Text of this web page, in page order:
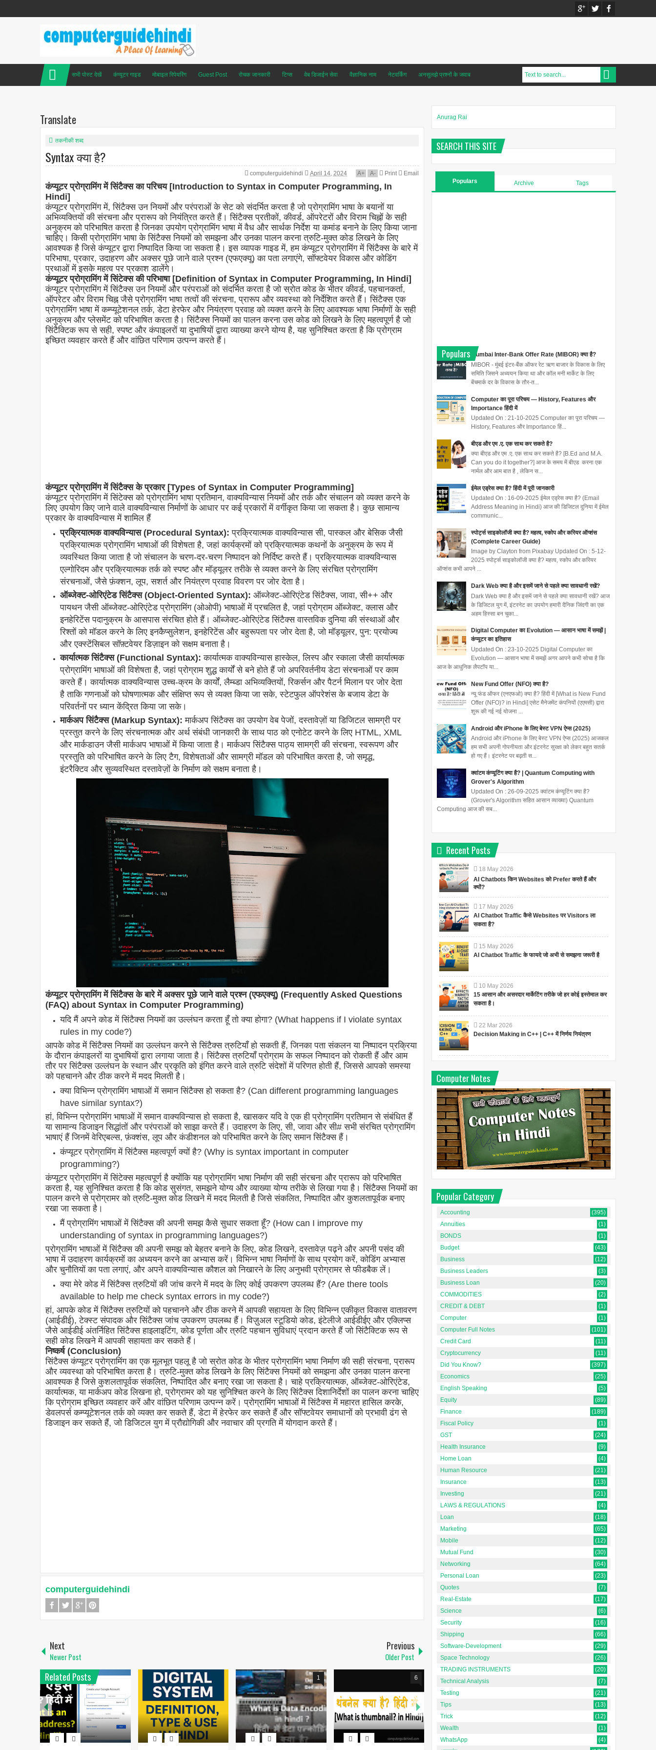
सभी पोस्ट देखें कंप्यूटर गाइड मोबाइल रिपेयरिंग Guest Post रोचक जानकारी टिप्स वेब डिजाईन सेवा वैज्ञानिक नाम नेटवर्किंग अनसुलझे प्रश्नों के जवाब
Translate
तकनीकी शब्द
Syntax क्या है?
computerguidehindi April 14, 2024 A+ A- Print Email
कंप्यूटर प्रोग्रामिंग में सिंटैक्स का परिचय [Introduction to Syntax in Computer Programming, In
Hindi]
कंप्यूटर प्रोग्रामिंग में, सिंटैक्स उन नियमों और परंपराओं के सेट को संदर्भित करता है जो प्रोग्रामिंग भाषा के बयानों या
अभिव्यक्तियों की संरचना और प्रारूप को नियंत्रित करते हैं। सिंटैक्स प्रतीकों, कीवर्ड, ऑपरेटरों और विराम चिह्नों के सही
अनुक्रम को परिभाषित करता है जिनका उपयोग प्रोग्रामिंग भाषा में वैध और सार्थक निर्देश या कमांड बनाने के लिए किया जाना
चाहिए। किसी प्रोग्रामिंग भाषा के सिंटैक्स नियमों को समझना और उनका पालन करना त्रुटि-मुक्त कोड लिखने के लिए
आवश्यक है जिसे कंप्यूटर द्वारा निष्पादित किया जा सकता है। इस व्यापक गाइड में, हम कंप्यूटर प्रोग्रामिंग में सिंटैक्स के बारे में
परिभाषा, प्रकार, उदाहरण और अक्सर पूछे जाने वाले प्रश्न (एफएक्यू) का पता लगाएंगे, सॉफ्टवेयर विकास और कोडिंग
प्रथाओं में इसके महत्व पर प्रकाश डालेंगे।
कंप्यूटर प्रोग्रामिंग में सिंटेक्स की परिभाषा [Definition of Syntax in Computer Programming, In Hindi]
कंप्यूटर प्रोग्रामिंग में सिंटैक्स उन नियमों और परंपराओं को संदर्भित करता है जो स्रोत कोड के भीतर कीवर्ड, पहचानकर्ता,
ऑपरेटर और विराम चिह्न जैसे प्रोग्रामिंग भाषा तत्वों की संरचना, प्रारूप और व्यवस्था को निर्देशित करते हैं। सिंटैक्स एक
प्रोग्रामिंग भाषा में कम्प्यूटेशनल तर्क, डेटा हेरफेर और नियंत्रण प्रवाह को व्यक्त करने के लिए आवश्यक भाषा निर्माणों के सही
अनुक्रम और प्लेसमेंट को परिभाषित करता है। सिंटैक्स नियमों का पालन करना उस कोड को लिखने के लिए महत्वपूर्ण है जो
सिंटैक्टिक रूप से सही, स्पष्ट और कंपाइलरों या दुभाषियों द्वारा व्याख्या करने योग्य है, यह सुनिश्चित करता है कि प्रोग्राम
इच्छित व्यवहार करते हैं और वांछित परिणाम उत्पन्न करते हैं।
कंप्यूटर प्रोग्रामिंग में सिंटैक्स के प्रकार [Types of Syntax in Computer Programming]
कंप्यूटर प्रोग्रामिंग में सिंटेक्स को प्रोग्रामिंग भाषा प्रतिमान, वाक्यविन्यास नियमों और तर्क और संचालन को व्यक्त करने के
लिए उपयोग किए जाने वाले वाक्यविन्यास निर्माणों के आधार पर कई प्रकारों में वर्गीकृत किया जा सकता है। कुछ सामान्य
प्रकार के वाक्यविन्यास में शामिल हैं
प्रक्रियात्मक वाक्यविन्यास (Procedural Syntax): प्रक्रियात्मक वाक्यविन्यास सी, पास्कल और बेसिक जैसी
प्रक्रियात्मक प्रोग्रामिंग भाषाओं की विशेषता है, जहां कार्यक्रमों को प्रक्रियात्मक कथनों के अनुक्रम के रूप में
व्यवस्थित किया जाता है जो संचालन के चरण-दर-चरण निष्पादन को निर्दिष्ट करते हैं। प्रक्रियात्मक वाक्यविन्यास
एल्गोरिदम और प्रक्रियात्मक तर्क को स्पष्ट और मॉड्यूलर तरीके से व्यक्त करने के लिए संरचित प्रोग्रामिंग
संरचनाओं, जैसे फ़ंक्शन, लूप, सशर्त और नियंत्रण प्रवाह विवरण पर जोर देता है।
ऑब्जेक्ट-ओरिएंटेड सिंटैक्स (Object-Oriented Syntax): ऑब्जेक्ट-ओरिएंटेड सिंटैक्स, जावा, सी++ और
पायथन जैसी ऑब्जेक्ट-ओरिएंटेड प्रोग्रामिंग (ओओपी) भाषाओं में प्रचलित है, जहां प्रोग्राम ऑब्जेक्ट, क्लास और
इनहेरिटेंस पदानुक्रम के आसपास संरचित होते हैं। ऑब्जेक्ट-ओरिएंटेड सिंटैक्स वास्तविक दुनिया की संस्थाओं और
रिश्तों को मॉडल करने के लिए इनकैप्सुलेशन, इनहेरिटेंस और बहुरूपता पर जोर देता है, जो मॉड्यूलर, पुन: प्रयोज्य
और एक्स्टेंसिबल सॉफ़्टवेयर डिज़ाइन को सक्षम बनाता है।
कार्यात्मक सिंटैक्स (Functional Syntax): कार्यात्मक वाक्यविन्यास हास्केल, लिस्प और स्काला जैसी कार्यात्मक
प्रोग्रामिंग भाषाओं की विशेषता है, जहां प्रोग्राम शुद्ध कार्यों से बने होते हैं जो अपरिवर्तनीय डेटा संरचनाओं पर काम
करते हैं। कार्यात्मक वाक्यविन्यास उच्च-क्रम के कार्यों, लैम्ब्डा अभिव्यक्तियों, रिकर्सन और पैटर्न मिलान पर जोर देता
है ताकि गणनाओं को घोषणात्मक और संक्षिप्त रूप से व्यक्त किया जा सके, स्टेटफुल ऑपरेशंस के बजाय डेटा के
परिवर्तनों पर ध्यान केंद्रित किया जा सके।
मार्कअप सिंटैक्स (Markup Syntax): मार्कअप सिंटैक्स का उपयोग वेब पेजों, दस्तावेज़ों या डिजिटल सामग्री पर
प्रस्तुत करने के लिए संरचनात्मक और अर्थ संबंधी जानकारी के साथ पाठ को एनोटेट करने के लिए HTML, XML
और मार्कडाउन जैसी मार्कअप भाषाओं में किया जाता है। मार्कअप सिंटैक्स पाठ्य सामग्री की संरचना, स्वरूपण और
प्रस्तुति को परिभाषित करने के लिए टैग, विशेषताओं और सामग्री मॉडल को परिभाषित करता है, जो समृद्ध,
इंटरैक्टिव और सुव्यवस्थित दस्तावेज़ों के निर्माण को सक्षम बनाता है।
कंप्यूटर प्रोग्रामिंग में सिंटैक्स के बारे में अक्सर पूछे जाने वाले प्रश्न (एफएक्यू) (Frequently Asked Questions
(FAQ) about Syntax in Computer Programming)
यदि मैं अपने कोड में सिंटैक्स नियमों का उल्लंघन करता हूँ तो क्या होगा? (What happens if I violate syntax
rules in my code?)
आपके कोड में सिंटैक्स नियमों का उल्लंघन करने से सिंटैक्स त्रुटियाँ हो सकती हैं, जिनका पता संकलन या निष्पादन प्रक्रिया
के दौरान कंपाइलरों या दुभाषियों द्वारा लगाया जाता है। सिंटैक्स त्रुटियाँ प्रोग्राम के सफल निष्पादन को रोकती हैं और आम
तौर पर सिंटैक्स उल्लंघन के स्थान और प्रकृति को इंगित करने वाले त्रुटि संदेशों में परिणत होती हैं, जिससे आपको समस्या
को पहचानने और ठीक करने में मदद मिलती है।
क्या विभिन्न प्रोग्रामिंग भाषाओं में समान सिंटैक्स हो सकता है? (Can different programming languages
have similar syntax?)
हां, विभिन्न प्रोग्रामिंग भाषाओं में समान वाक्यविन्यास हो सकता है, खासकर यदि वे एक ही प्रोग्रामिंग प्रतिमान से संबंधित हैं
या सामान्य डिजाइन सिद्धांतों और परंपराओं को साझा करते हैं। उदाहरण के लिए, सी, जावा और सी# सभी संरचित प्रोग्रामिंग
भाषाएं हैं जिनमें वेरिएबल्स, फ़ंक्शंस, लूप और कंडीशनल को परिभाषित करने के लिए समान सिंटैक्स हैं।
कंप्यूटर प्रोग्रामिंग में सिंटैक्स महत्वपूर्ण क्यों है? (Why is syntax important in computer
programming?)
कंप्यूटर प्रोग्रामिंग में सिंटेक्स महत्वपूर्ण है क्योंकि यह प्रोग्रामिंग भाषा निर्माण की सही संरचना और प्रारूप को परिभाषित
करता है, यह सुनिश्चित करता है कि कोड सुसंगत, समझने योग्य और व्याख्या योग्य तरीके से लिखा गया है। सिंटैक्स नियमों का
पालन करने से प्रोग्रामर को त्रुटि-मुक्त कोड लिखने में मदद मिलती है जिसे संकलित, निष्पादित और कुशलतापूर्वक बनाए
रखा जा सकता है।
मैं प्रोग्रामिंग भाषाओं में सिंटैक्स की अपनी समझ कैसे सुधार सकता हूँ? (How can I improve my
understanding of syntax in programming languages?)
प्रोग्रामिंग भाषाओं में सिंटैक्स की अपनी समझ को बेहतर बनाने के लिए, कोड लिखने, दस्तावेज़ पढ़ने और अपनी पसंद की
भाषा में उदाहरण कार्यक्रमों का अध्ययन करने का अभ्यास करें। विभिन्न भाषा निर्माणों के साथ प्रयोग करें, कोडिंग अभ्यास
और चुनौतियों का पता लगाएं, और अपने वाक्यविन्यास कौशल को निखारने के लिए अनुभवी प्रोग्रामर से फीडबैक लें।
क्या मेरे कोड में सिंटैक्स त्रुटियों की जांच करने में मदद के लिए कोई उपकरण उपलब्ध हैं? (Are there tools
available to help me check syntax errors in my code?)
हां, आपके कोड में सिंटैक्स त्रुटियों को पहचानने और ठीक करने में आपकी सहायता के लिए विभिन्न एकीकृत विकास वातावरण
(आईडीई), टेक्स्ट संपादक और सिंटैक्स जांच उपकरण उपलब्ध हैं। विज़ुअल स्टूडियो कोड, इंटेलीजे आईडीईए और एक्लिप्स
जैसे आईडीई अंतर्निहित सिंटैक्स हाइलाइटिंग, कोड पूर्णता और त्रुटि पहचान सुविधाएं प्रदान करते हैं जो सिंटैक्टिक रूप से
सही कोड लिखने में आपकी सहायता कर सकते हैं।
निष्कर्ष (Conclusion)
सिंटैक्स कंप्यूटर प्रोग्रामिंग का एक मूलभूत पहलू है जो स्रोत कोड के भीतर प्रोग्रामिंग भाषा निर्माण की सही संरचना, प्रारूप
और व्यवस्था को परिभाषित करता है। त्रुटि-मुक्त कोड लिखने के लिए सिंटैक्स नियमों को समझना और उनका पालन करना
आवश्यक है जिसे कुशलतापूर्वक संकलित, निष्पादित और बनाए रखा जा सकता है। चाहे प्रक्रियात्मक, ऑब्जेक्ट-ओरिएंटेड,
कार्यात्मक, या मार्कअप कोड लिखना हो, प्रोग्रामर को यह सुनिश्चित करने के लिए सिंटैक्स दिशानिर्देशों का पालन करना चाहिए
कि प्रोग्राम इच्छित व्यवहार करें और वांछित परिणाम उत्पन्न करें। प्रोग्रामिंग भाषाओं में सिंटैक्स में महारत हासिल करके,
डेवलपर्स कम्प्यूटेशनल तर्क को व्यक्त कर सकते हैं, डेटा में हेरफेर कर सकते हैं और सॉफ्टवेयर समाधानों को प्रभावी ढंग से
डिजाइन कर सकते हैं, जो डिजिटल युग में प्रौद्योगिकी और नवाचार की प्रगति में योगदान करते हैं।
computerguidehindi
Next
Newer Post
Previous
Older Post
Related Posts 1 6
Anurag Rai
SEARCH THIS SITE
Populars Archive Tags
Populars
Mumbai Inter-Bank Offer Rate (MIBOR) क्या है?
MIBOR - मुंबई इंटर-बैंक ऑफर रेट ऋण बाजार के विकास के लिए
समिति जिसने अध्ययन किया था और कॉल मनी मार्केट के लिए
बेंचमार्क दर के विकास के तौर-त...
Computer का पूरा परिचय — History, Features और
Importance हिंदी में
Updated On : 21-10-2025 Computer का पूरा परिचय —
History, Features और Importance हिं...
बीएड और एम .ए. एक साथ कर सकते है?
क्या बीएड और एम .ए. एक साथ कर सकते है? [B.Ed and M.A.
Can you do it together?] आज के समय में बीएड करना एक
नार्मल और आम बात है , लेकिन स...
ईमेल एड्रेस क्या है? हिंदी में पूरी जानकारी
Updated On : 16-09-2025 ईमेल एड्रेस क्या है? (Email
Address Meaning in Hindi) आज की डिजिटल दुनिया में ईमेल
communic...
स्पोर्ट्स साइकोलॉजी क्या है? महत्व, स्कोप और करियर ऑप्शंस
(Complete Career Guide)
Image by Clayton from Pixabay Updated On : 5-12-
2025 स्पोर्ट्स साइकोलॉजी क्या है? महत्व, स्कोप और करियर
ऑप्शंस कभी आपने ...
Dark Web क्या है और इसमें जाने से पहले क्या सावधानी रखें?
Dark Web क्या है और इसमें जाने से पहले क्या सावधानी रखें? आज
के डिजिटल युग में, इंटरनेट का उपयोग हमारी दैनिक जिंदगी का एक
अहम हिस्सा बन चुका...
Digital Computer का Evolution — आसान भाषा में समझें |
कंप्यूटर का इतिहास
Updated On : 23-10-2025 Digital Computer का
Evolution — आसान भाषा में समझें अगर आपने कभी सोचा है कि
आज के आधुनिक लैपटॉप या...
New Fund Offer (NFO) क्या है?
न्यू फंड ऑफर (एनएफओ) क्या है? हिंदी में [What is New Fund
Offer (NFO)? in Hindi] एसेट मैनेजमेंट कंपनियों (एएमसी) द्वारा
शुरू की गई नई योजना ...
Android और iPhone के लिए बेस्ट VPN ऐप्स (2025)
Android और iPhone के लिए बेस्ट VPN ऐप्स (2025) आजकल
हम सभी अपनी गोपनीयता और इंटरनेट सुरक्षा को लेकर बहुत सतर्क
हो गए हैं। इंटरनेट पर बढ़ती स...
क्वांटम कंप्यूटिंग क्या है? | Quantum Computing with
Grover's Algorithm
Updated On : 26-09-2025 क्वांटम कंप्यूटिंग क्या है?
(Grover's Algorithm सहित आसान व्याख्या) Quantum
Computing आज की सब...
Recent Posts
18 May 2026
AI Chatbots किन Websites को Prefer करते हैं और
क्यों?
17 May 2026
AI Chatbot Traffic कैसे Websites पर Visitors ला
सकता है?
15 May 2026
AI Chatbot Traffic के फायदे जो अभी से समझना जरूरी है
10 May 2026
15 आसान और असरदार मार्केटिंग तरीके जो हर कोई इस्तेमाल कर
सकता है।
22 Mar 2026
Decision Making in C++ | C++ में निर्णय नियंत्रण
Computer Notes
Popular Category
Accounting
(395)
Annuities
(1)
BONDS
(1)
Budget
(43)
Business
(12)
Business Leaders
(3)
Business Loan
(20)
COMMODITIES
(2)
CREDIT & DEBT
(1)
Computer
(1)
Computer Full Notes
(101)
Credit Card
(11)
Cryptocurrency
(11)
Did You Know?
(397)
Economics
(25)
English Speaking
(5)
Equity
(89)
Finance
(189)
Fiscal Policy
(1)
GST
(24)
Health Insurance
(9)
Home Loan
(4)
Human Resource
(21)
Insurance
(13)
Investing
(21)
LAWS & REGULATIONS
(4)
Loan
(18)
Marketing
(65)
Mobile
(12)
Mutual Fund
(30)
Networking
(64)
Personal Loan
(23)
Quotes
(7)
Real-Estate
(17)
Science
(6)
Security
(16)
Shipping
(66)
Software-Development
(29)
Space Technology
(26)
TRADING INSTRUMENTS
(20)
Technical Analysis
(7)
Testing
(21)
Tips
(13)
Trick
(12)
Wealth
(1)
WhatsApp
(4)